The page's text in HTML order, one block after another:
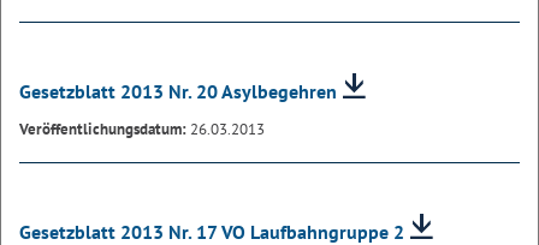
Gesetzblatt 2013 Nr. 20 Asylbegehren
Veröffentlichungsdatum: 26.03.2013
Gesetzblatt 2013 Nr. 17 VO Laufbahngruppe 2